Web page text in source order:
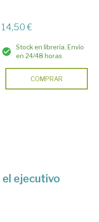
14,50 €
Stock en librería. Envío
en 24/48 horas
COMPRAR
el ejecutivo